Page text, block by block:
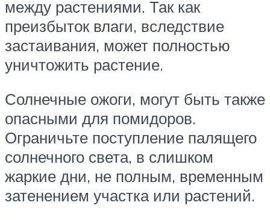
между растениями. Так как
преизбыток влаги, вследствие
застаивания, может полностью
уничтожить растение.
Солнечные ожоги, могут быть также
опасными для помидоров.
Ограничьте поступление палящего
солнечного света, в слишком
жаркие дни, не полным, временным
затенением участка или растений.